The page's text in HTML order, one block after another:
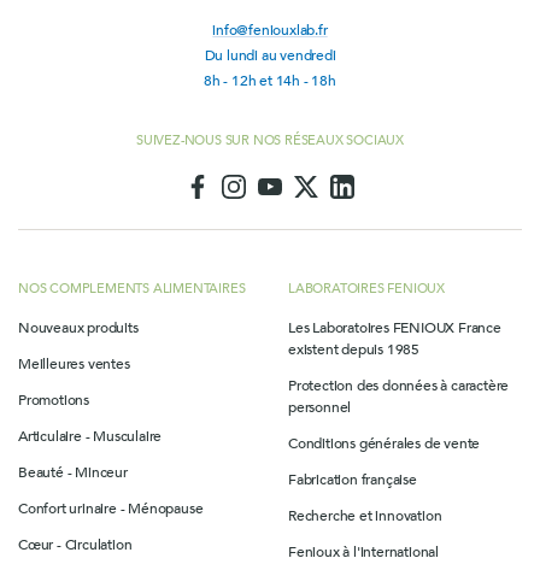
info@feniouxlab.fr
Du lundi au vendredi
8h - 12h et 14h - 18h
SUIVEZ-NOUS SUR NOS RÉSEAUX SOCIAUX
NOS COMPLEMENTS ALIMENTAIRES
Nouveaux produits
Meilleures ventes
Promotions
Articulaire - Musculaire
Beauté - Minceur
Confort urinaire - Ménopause
Cœur - Circulation
LABORATOIRES FENIOUX
Les Laboratoires FENIOUX France
existent depuis 1985
Protection des données à caractère
personnel
Conditions générales de vente
Fabrication française
Recherche et innovation
Fenioux à l'international